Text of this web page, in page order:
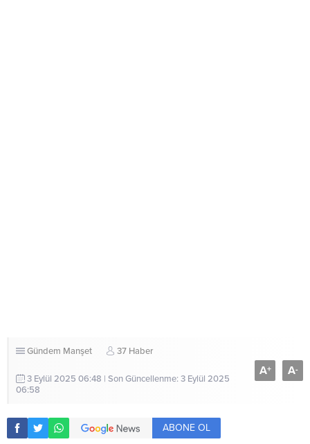
Gündem Manşet 37 Haber
3 Eylül 2025 06:48 | Son Güncellenme: 3 Eylül 2025
06:58
A+ A-
ABONE OL